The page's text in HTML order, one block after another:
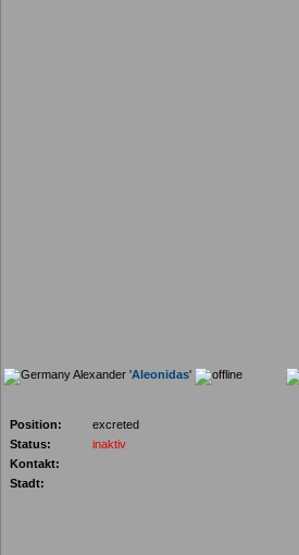
Alexander 'Aleonidas'
Position:
excreted
Status:
inaktiv
Kontakt:
Stadt: